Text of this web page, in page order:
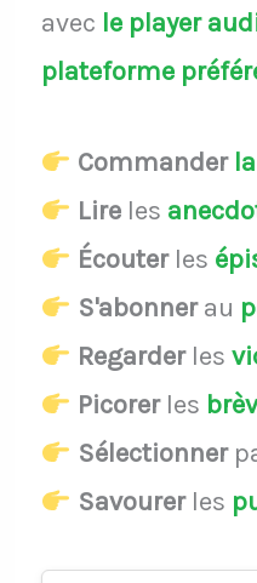
avec le player
plateforme
Commander
Lireles
Écouterles
S'abonnerau
Regarderles
Picorerles
Sélectionner
Savourerles